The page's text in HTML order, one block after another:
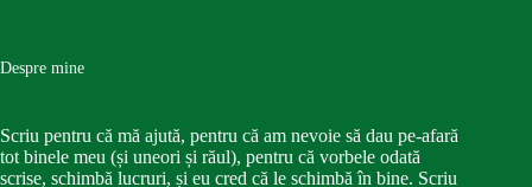
Despre mine
Scriu pentru că mă ajută, pentru că am nevoie să dau pe-afară
tot binele meu (și uneori și răul), pentru că vorbele odată
scrise, schimbă lucruri, și eu cred că le schimbă în bine. Scriu